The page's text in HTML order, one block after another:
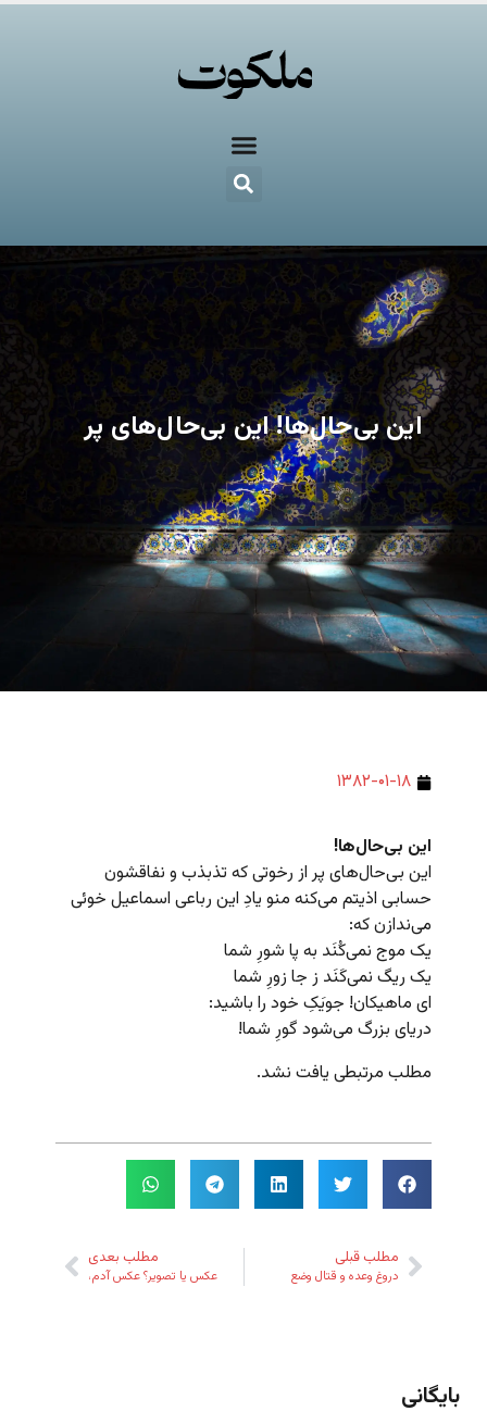
این بی‌حال‌ها! این بی‌حال‌های پر
۱۳۸۲-۰۱-۱۸
این بی‌حال‌ها!
این بی‌حال‌های پر از رخوتی که تذبذب و نفاقشون
حسابی اذیتم می‌کنه منو یادِ این رباعی اسماعیل خوئی
می‌ندازن که:
یک موج نمی‌کُنَد به پا شورِ شما
یک ریگ نمی‌کَنَد ز جا زورِ شما
ای ماهیکان! جویَکِ خود را باشید:
دریای بزرگ می‌شود گورِ شما!
مطلب مرتبطی یافت نشد.
مطلب قبلی
دروغ وعده و قتال وضع
مطلب بعدی
عکس یا تصویر؟ عکس آدم،
بایگانی